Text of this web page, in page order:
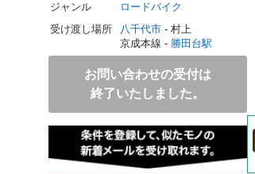
ジャンル
ロードバイク
受け渡し場所
八千代市 - 村上
京成本線 - 勝田台駅
お問い合わせの受付は
終了いたしました。